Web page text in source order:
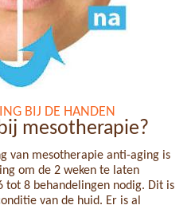
BIJ DE HANDEN
mesotherapie?
van mesotherapie anti-aging is
om de 2 weken te laten
tot 8 behandelingen nodig. Dit is
van de huid. Er is al